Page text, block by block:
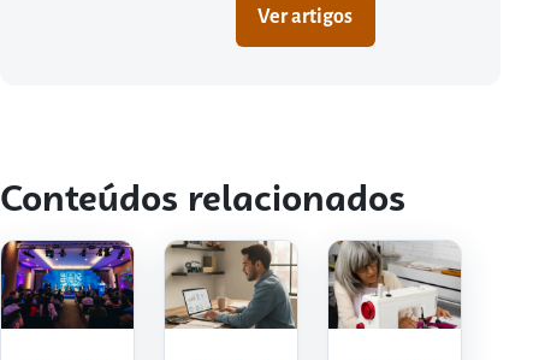
Ver artigos
Conteúdos relacionados